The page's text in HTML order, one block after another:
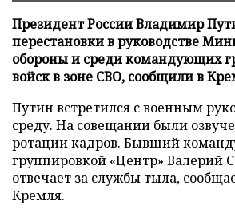
Президент России Владимир
перестановки в руководстве
обороны и среди командующих
войск в зоне СВО, сообщили в
Путин встретился с военным
среду. На совещании были
ротации кадров. Бывший
группировкой «Центр» Валерий
отвечает за службы тыла,
Кремля.